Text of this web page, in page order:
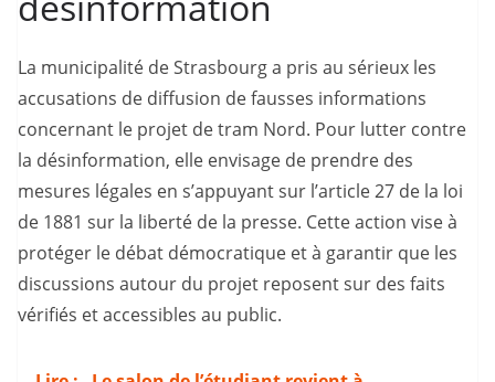
La municipalité de Strasbourg a pris au sérieux les
accusations de diffusion de fausses informations
concernant le projet de tram Nord. Pour lutter contre
la désinformation, elle envisage de prendre des
mesures légales en s’appuyant sur l’article 27 de la loi
de 1881 sur la liberté de la presse. Cette action vise à
protéger le débat démocratique et à garantir que les
discussions autour du projet reposent sur des faits
vérifiés et accessibles au public.